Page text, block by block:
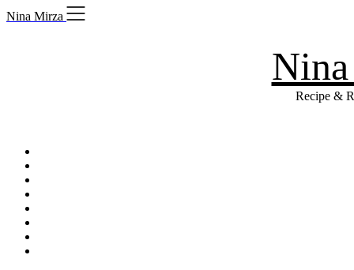
Skip
to
Nina Mirza
Recipe &